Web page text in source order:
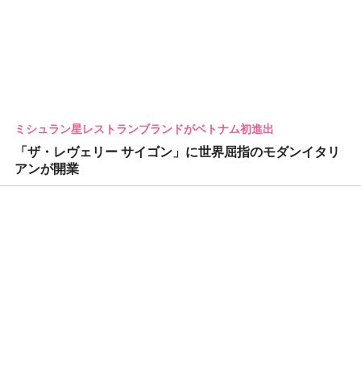
ミシュラン星レストランブランドがベトナム初進出
「ザ・レヴェリー サイゴン」に世界屈指のモダンイタリ
アンが開業